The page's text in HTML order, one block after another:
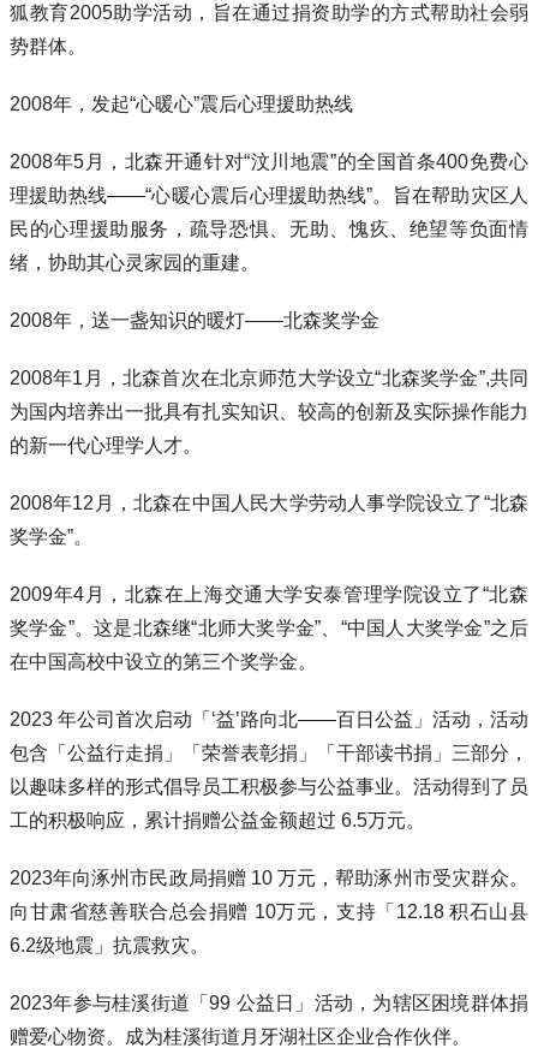
狐教育2005助学活动，旨在通过捐资助学的方式帮助社会弱
势群体。
2008年，发起“心暖心”震后心理援助热线
2008年5月，北森开通针对“汶川地震”的全国首条400免费心
理援助热线——“心暖心震后心理援助热线”。旨在帮助灾区人
民的心理援助服务，疏导恐惧、无助、愧疚、绝望等负面情
绪，协助其心灵家园的重建。
2008年，送一盏知识的暖灯——北森奖学金
2008年1月，北森首次在北京师范大学设立“北森奖学金”,共同
为国内培养出一批具有扎实知识、较高的创新及实际操作能力
的新一代心理学人才。
2008年12月，北森在中国人民大学劳动人事学院设立了“北森
奖学金”。
2009年4月，北森在上海交通大学安泰管理学院设立了“北森
奖学金”。这是北森继“北师大奖学金”、“中国人大奖学金”之后
在中国高校中设立的第三个奖学金。
2023 年公司首次启动「‘益’路向北——百日公益」活动，活动
包含「公益行走捐」「荣誉表彰捐」「干部读书捐」三部分，
以趣味多样的形式倡导员工积极参与公益事业。活动得到了员
工的积极响应，累计捐赠公益金额超过 6.5万元。
2023年向涿州市民政局捐赠 10 万元，帮助涿州市受灾群众。
向甘肃省慈善联合总会捐赠 10万元，支持「12.18 积石山县
6.2级地震」抗震救灾。
2023年参与桂溪街道「99 公益日」活动，为辖区困境群体捐
赠爱心物资。成为桂溪街道月牙湖社区企业合作伙伴。